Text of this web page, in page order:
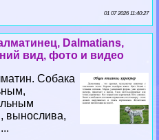
01 07 2026 11:40:27
Dalmatians,
вид, фото и видео
Собака
вынослива,